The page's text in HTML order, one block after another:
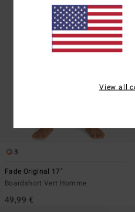
3
Fade Original 17"
Boardshort Vert Homme
49,99 €
View all